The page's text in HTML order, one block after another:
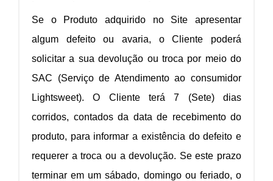
Se o Produto adquirido no Site apresentar
algum defeito ou avaria, o Cliente poderá
solicitar a sua devolução ou troca por meio do
SAC (Serviço de Atendimento ao consumidor
Lightsweet). O Cliente terá 7 (Sete) dias
corridos, contados da data de recebimento do
produto, para informar a existência do defeito e
requerer a troca ou a devolução. Se este prazo
terminar em um sábado, domingo ou feriado, o